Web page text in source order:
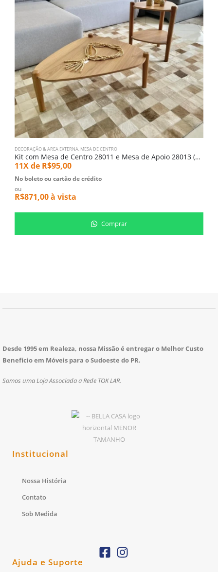
DECORAÇÃO & AREA EXTERNA, MESA DE CENTRO
Kit com Mesa de Centro 28011 e Mesa de Apoio 28013 (1986-4673)
11X de R$95,00
No boleto ou cartão de crédito
ou
R$871,00à vista
Comprar
Desde 1995 em Realeza, nossa Missão é entregar o Melhor Custo
Benefício em Móveis para o Sudoeste do PR.
Somos uma Loja Associada a Rede TOK LAR.
Institucional
Nossa História
Contato
Sob Medida
Ajuda e Suporte